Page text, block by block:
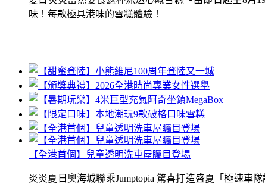
味！每款極具港味的雪糕體驗！
【全港首個】兒童透明洗車屋矚目登場
炎炎夏日奧海城聯乘Jumptopia 驚喜打造盛夏「極速車